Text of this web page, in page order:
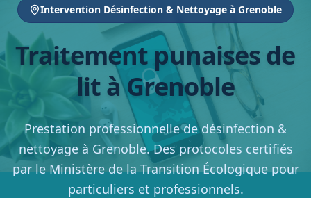
Intervention Désinfection & Nettoyage à Grenoble
Traitement punaises de
lit à Grenoble
Prestation professionnelle de désinfection &
nettoyage à Grenoble. Des protocoles certifiés
par le Ministère de la Transition Écologique pour
particuliers et professionnels.